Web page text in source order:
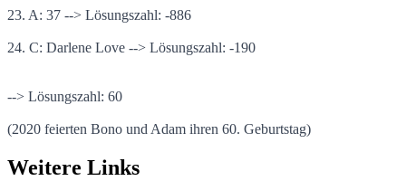
23. A: 37 --> Lösungszahl: -886
24. C: Darlene Love --> Lösungszahl: -190
--> Lösungszahl: 60
(2020 feierten Bono und Adam ihren 60. Geburtstag)
Weitere Links